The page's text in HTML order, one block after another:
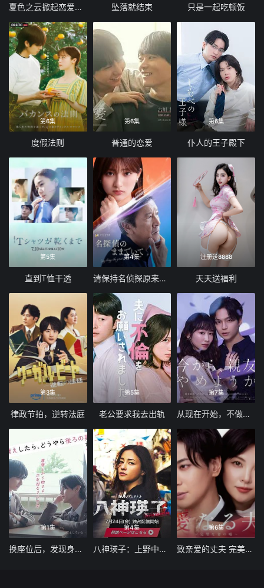
夏色之云掀起恋爱与风暴 坠落就结束 只是一起吃顿饭
第6集
度假法则
第6集
普通的恋爱
第6集
仆人的王子殿下
第5集
直到T恤干透
第4集
请保持名侦探原来的样子
注册送8888
天天送福利
第3集
律政节拍，逆转法庭
第5集
老公要求我去出轨
第7集
从现在开始，不做朋友了吧
第1集
换座位后，发现身后的男生好像喜欢我
第4集
八神瑛子：上野中央署组织犯罪对策课
第6集
致亲爱的丈夫 完美妻子的谎言